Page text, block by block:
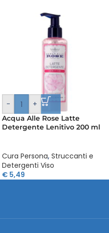
- +
Acqua Alle Rose Latte
Detergente Lenitivo 200 ml
Cura Persona, Struccanti e
Detergenti Viso
€ 5,49